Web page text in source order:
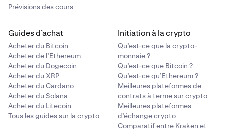
Prévisions des cours
Guides d’achat
Acheter du Bitcoin
Acheter de l’Ethereum
Acheter du Dogecoin
Acheter du XRP
Acheter du Cardano
Acheter du Solana
Acheter du Litecoin
Tous les guides sur la crypto
Initiation à la crypto
Qu’est-ce que la crypto-
monnaie ?
Qu’est-ce que Bitcoin ?
Qu’est-ce qu’Ethereum ?
Meilleures plateformes de
contrats à terme sur crypto
Meilleures plateformes
d’échange crypto
Comparatif entre Kraken et